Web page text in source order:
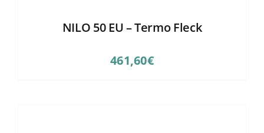
NILO 50 EU – Termo Fleck
461,60€